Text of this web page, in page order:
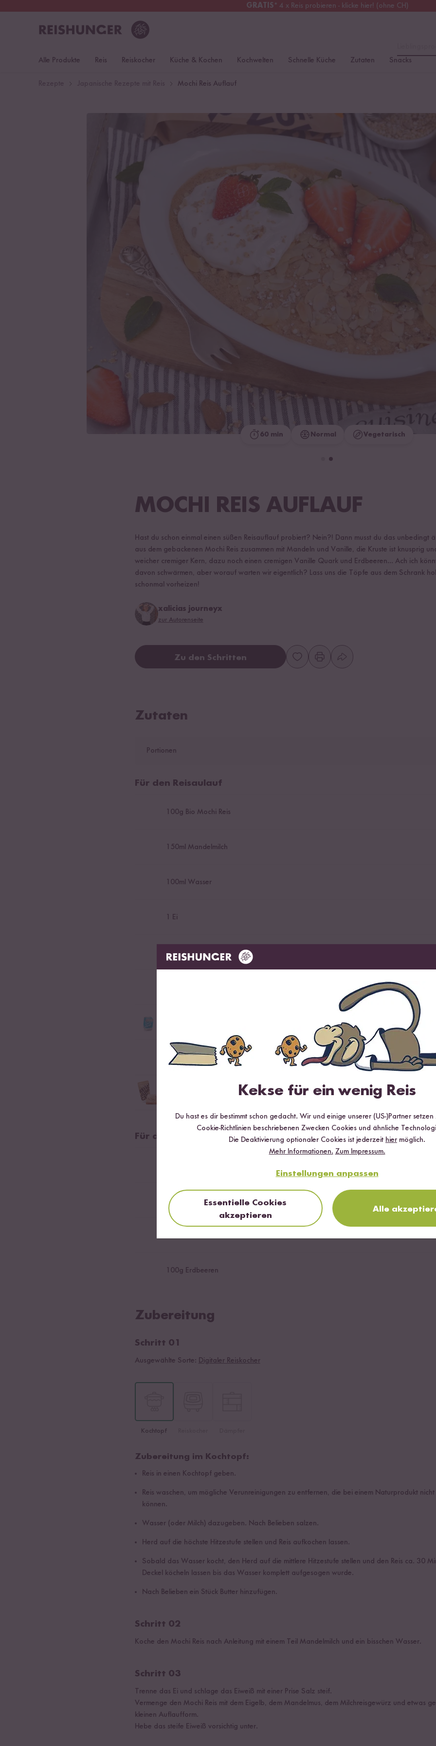
GRATIS* 4 x Reis probieren - klicke hier! (ohne CH)
Kostenloser Versand
Alle Produkte
Reis Reiskocher Küche & Kochen Kochwelten Schnelle Küche Zutaten Snacks
Mochi Reis Auflauf
60 min Normal Vegetarisch
MOCHI REIS AUFLAUF
Hast du schon einmal einen süßen Reisauflauf probiert? Nein?! Dann musst du das unbedingt
aus dem gebackenen Mochi Reis zusammen mit Mandeln und Vanille, die Kruste ist knusprig
weicher cremiger Kern, dazu noch einen cremigen Vanille Quark und Erdbeeren... Ach ich
davon schwärmen, aber worauf warten wir eigentlich? Lass uns die Töpfe aus dem Schrank
schonmal vorheizen!
xalicias journeyx
zur Autorenseite
Zu den Schritten
Zutaten
Portionen
Für den Reisaulauf
100g Bio Mochi Reis
150ml Mandelmilch
100ml Wasser
1 Ei
eine Prise Salz
etwas Vanille
Für den Vanille Quark
5g Honig
100g Erdbeeren
Zubereitung
Schritt 01
Ausgewählte Sorte: Digitaler Reiskocher
Kochtopf
Zubereitung im Kochtopf:
Reis in einen Kochtopf geben.
Reis waschen, um mögliche Verunreinigungen zu entfernen, die bei einem Naturprodukt
können.
Wasser (oder Milch) dazugeben. Nach Belieben salzen.
Herd auf die höchste Hitzestufe stellen und Reis aufkochen lassen.
Sobald das Wasser kocht, den Herd auf die mittlere Hitzestufe stellen und den Reis ca. 30
Deckel köcheln lassen bis das Wasser komplett aufgesogen wurde.
Nach Belieben ein Stück Butter hinzufügen.
Schritt 02
Koche den Mochi Reis nach Anleitung mit einem Teil Mandelmilch und ein bisschen Wasser.
Schritt 03
Trenne das Ei und schlage das Eiweiß mit einer Prise Salz steif.
Vermenge den Mochi Reis mit dem Eigelb, dem Mandelmus, dem Milchreisgewürz und etwas
kleinen Auflaufform.
Hebe das steife Eiweiß vorsichtig unter.
Kekse für ein wenig Reis
Du hast es dir bestimmt schon gedacht. Wir und einige unserer (US-)Partner
Cookie-Richtlinien beschriebenen Zwecken Cookies und ähnliche
Die Deaktivierung optionaler Cookies ist jederzeit hier möglich.
Mehr Informationen. Zum Impressum.
Einstellungen anpassen
Essentielle Cookies
akzeptieren
Alle